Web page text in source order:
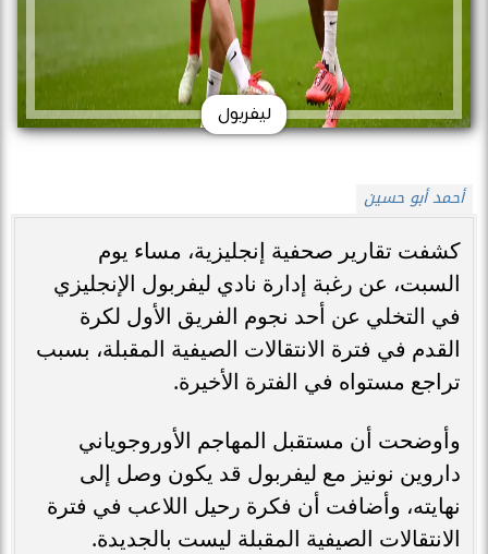
ليفربول
أحمد أبو حسين
كشفت تقارير صحفية إنجليزية، مساء يوم
السبت، عن رغبة إدارة نادي ليفربول الإنجليزي
في التخلي عن أحد نجوم الفريق الأول لكرة
القدم في فترة الانتقالات الصيفية المقبلة، بسبب
تراجع مستواه في الفترة الأخيرة.
وأوضحت أن مستقبل المهاجم الأوروجوياني
داروين نونيز مع ليفربول قد يكون وصل إلى
نهايته، وأضافت أن فكرة رحيل اللاعب في فترة
الانتقالات الصيفية المقبلة ليست بالجديدة.